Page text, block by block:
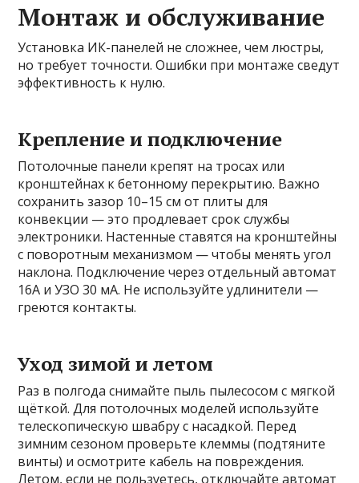
Монтаж и обслуживание
Установка ИК-панелей не сложнее, чем люстры,
но требует точности. Ошибки при монтаже сведут
эффективность к нулю.
Крепление и подключение
Потолочные панели крепят на тросах или
кронштейнах к бетонному перекрытию. Важно
сохранить зазор 10–15 см от плиты для
конвекции — это продлевает срок службы
электроники. Настенные ставятся на кронштейны
с поворотным механизмом — чтобы менять угол
наклона. Подключение через отдельный автомат
16А и УЗО 30 мА. Не используйте удлинители —
греются контакты.
Уход зимой и летом
Раз в полгода снимайте пыль пылесосом с мягкой
щёткой. Для потолочных моделей используйте
телескопическую швабру с насадкой. Перед
зимним сезоном проверьте клеммы (подтяните
винты) и осмотрите кабель на повреждения.
Летом, если не пользуетесь, отключайте автомат